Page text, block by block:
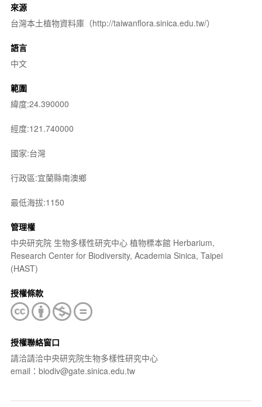
來源
台灣本土植物資料庫（http://taiwanflora.sinica.edu.tw/）
語言
中文
範圍
緯度:24.390000
經度:121.740000
國家:台灣
行政區:宜蘭縣南澳鄉
最低海拔:1150
管理權
中央研究院 生物多樣性研究中心 植物標本館 Herbarium,
Research Center for Biodiversity, Academia Sinica, Taipei
(HAST)
授權條款
授權聯絡窗口
請洽請洽中央研究院生物多樣性研究中心
email：biodiv@gate.sinica.edu.tw